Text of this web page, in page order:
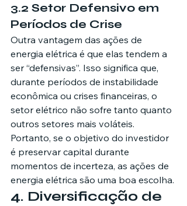
3.2 Setor Defensivo em
Períodos de Crise
Outra vantagem das ações de
energia elétrica é que elas tendem a
ser “defensivas”. Isso significa que,
durante períodos de instabilidade
econômica ou crises financeiras, o
setor elétrico não sofre tanto quanto
outros setores mais voláteis.
Portanto, se o objetivo do investidor
é preservar capital durante
momentos de incerteza, as ações de
energia elétrica são uma boa escolha.
4. Diversificação de